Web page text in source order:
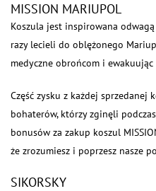
MISSION MARIUPOL
Koszula jest inspirowana
razy lecieli do oblężonego
medyczne obrońcom i
Część zysku z każdej sprzedanej
bohaterów, którzy zginęli
bonusów za zakup koszul
że zrozumiesz i poprzesz nasze
SIKORSKY